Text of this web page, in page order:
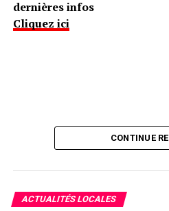
dernières infos
Cliquez ici
CONTINUE
ACTUALITÉS LOCALES